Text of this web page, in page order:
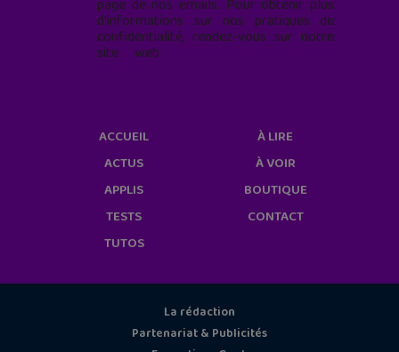
page de nos emails. Pour obtenir plus
d'informations sur nos pratiques de
confidentialité, rendez-vous sur notre
site web
ACCUEIL
ACTUS
APPLIS
TESTS
TUTOS
À LIRE
À VOIR
BOUTIQUE
CONTACT
La rédaction
Partenariat & Publicités